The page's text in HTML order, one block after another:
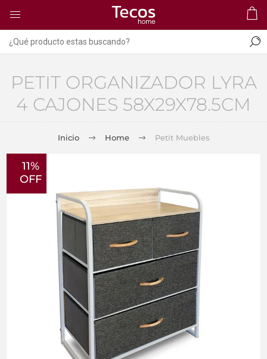
PETIT ORGANIZADOR LYRA
4 CAJONES 58X29X78.5CM
Inicio Home Petit Muebles
11%
OFF